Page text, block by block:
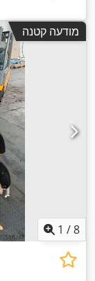
מודעה קטנה
1 /8